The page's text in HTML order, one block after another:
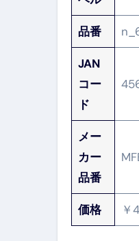
品番
JAN
コー
ド
メー
カー
品番
価格 ￥